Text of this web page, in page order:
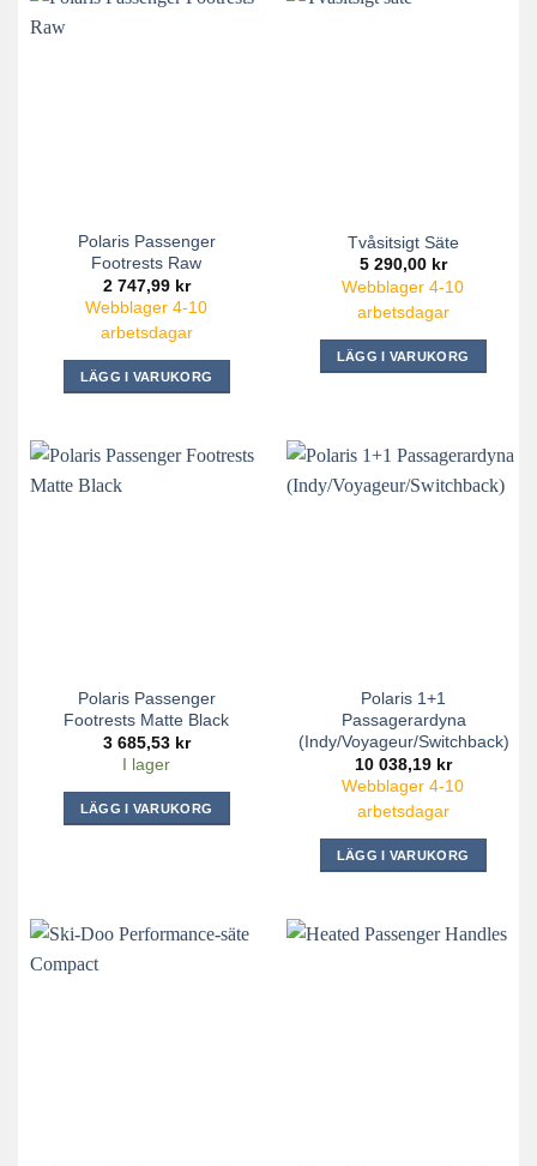
Polaris Passenger
Footrests Raw
2 747,99 kr
Webblager 4-10
arbetsdagar
LÄGG I VARUKORG
Tvåsitsigt Säte
5 290,00 kr
Webblager 4-10
arbetsdagar
LÄGG I VARUKORG
Polaris Passenger
Footrests Matte Black
3 685,53 kr
I lager
LÄGG I VARUKORG
Polaris 1+1
Passagerardyna
(Indy/Voyageur/Switchback)
10 038,19 kr
Webblager 4-10
arbetsdagar
LÄGG I VARUKORG